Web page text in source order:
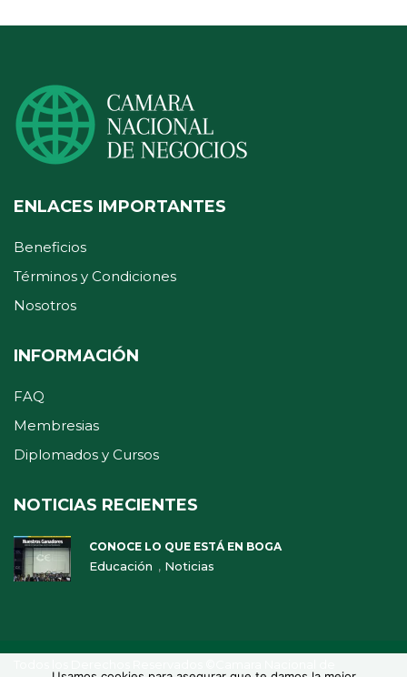
ENLACES IMPORTANTES
Beneficios
Términos y Condiciones
Nosotros
INFORMACIÓN
FAQ
Membresias
Diplomados y Cursos
NOTICIAS RECIENTES
CONOCE LO QUE ESTÁ EN BOGA
Educación , Noticias